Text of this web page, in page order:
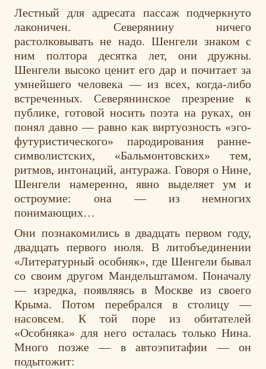
Лестный для адресата пассаж подчеркнуто
лаконичен. Северянину ничего
растолковывать не надо. Шенгели знаком с
ним полтора десятка лет, они дружны.
Шенгели высоко ценит его дар и почитает за
умнейшего человека — из всех, когда-либо
встреченных. Северянинское презрение к
публике, готовой носить поэта на руках, он
понял давно — равно как виртуозность «эго-
футуристического» пародирования ранне-
символистских, «Бальмонтовских» тем,
ритмов, интонаций, антуража. Говоря о Нине,
Шенгели намеренно, явно выделяет ум и
остроумие: она — из немногих
понимающих…
Они познакомились в двадцать первом году,
двадцать первого июля. В литобъединении
«Литературный особняк», где Шенгели бывал
со своим другом Мандельштамом. Поначалу
— изредка, появляясь в Москве из своего
Крыма. Потом перебрался в столицу —
насовсем. К той поре из обитателей
«Особняка» для него осталась только Нина.
Много позже — в автоэпитафии — он
подытожит: